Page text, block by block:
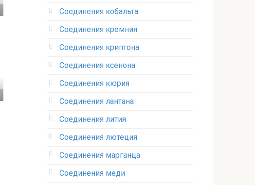
Соединения кобальта
Соединения кремния‎
Соединения криптона‎
Соединения ксенона‎
Соединения кюрия
Соединения лантана‎
Соединения лития‎
Соединения лютеция‎
Соединения марганца‎
Соединения меди